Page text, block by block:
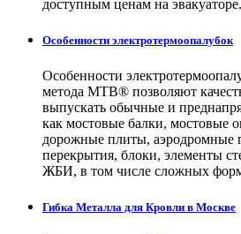
доступным ценам на эвакуаторе.
Особенности электротермоопалубок
Особенности
метода МТВ® позволяют
выпускать обычные и
как мостовые балки, мостовые
дорожные плиты, аэродромные
перекрытия, блоки, элементы
ЖБИ, в том числе сложных
Гибка Металла для Кровли в Москве